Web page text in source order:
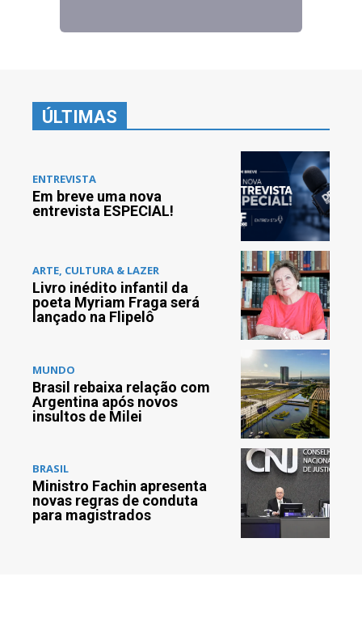
ÚLTIMAS
ENTREVISTA
Em breve uma nova
entrevista ESPECIAL!
ARTE, CULTURA & LAZER
Livro inédito infantil da
poeta Myriam Fraga será
lançado na Flipelô
MUNDO
Brasil rebaixa relação com
Argentina após novos
insultos de Milei
BRASIL
Ministro Fachin apresenta
novas regras de conduta
para magistrados